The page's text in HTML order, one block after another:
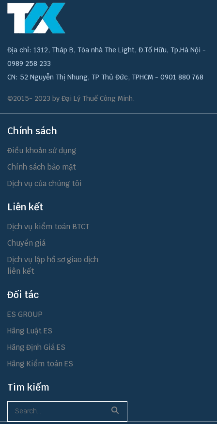
Địa chỉ: 1312, Tháp B, Tòa nhà The Light, Đ.Tố Hữu, Tp.Hà Nội -
0989 258 233
CN: 52 Nguyễn Thị Nhung, TP Thủ Đức, TPHCM - 0901 880 768
©2015- 2023 by Đại Lý Thuế Công Minh.
Chính sách
Điều khoản sử dụng
Chính sách bảo mật
Dịch vụ của chúng tôi
Liên kết
Dịch vụ kiểm toán BTCT
Chuyển giá
Dịch vụ lập hồ sơ giao dịch
liên kết
Đối tác
ES GROUP
Hãng Luật ES
Hãng Định Giá ES
Hãng Kiểm toán ES
Tìm kiếm